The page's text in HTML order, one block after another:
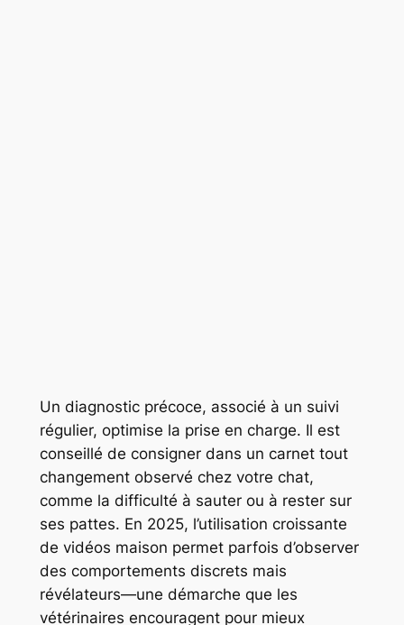
Un diagnostic précoce, associé à un suivi
régulier, optimise la prise en charge. Il est
conseillé de consigner dans un carnet tout
changement observé chez votre chat,
comme la difficulté à sauter ou à rester sur
ses pattes. En 2025, l’utilisation croissante
de vidéos maison permet parfois d’observer
des comportements discrets mais
révélateurs—une démarche que les
vétérinaires encouragent pour mieux